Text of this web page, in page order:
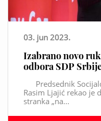
03. jun 2023.
Izabrano novo
odbora SDP
Predsednik
Rasim Ljajić rekao je
stranka „na...